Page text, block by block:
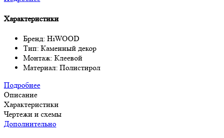
Характеристики
Бренд: HiWOOD
Тип: Каменный декор
Монтаж: Клеевой
Материал: Полистирол
Подробнее
Описание
Характеристики
Чертежи и схемы
Дополнительно